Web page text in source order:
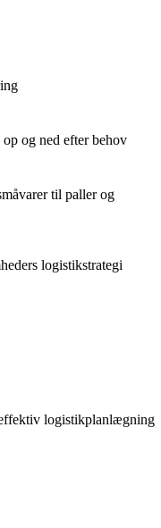
og ned efter behov
til paller og
logistikstrategi
logistikplanlægning